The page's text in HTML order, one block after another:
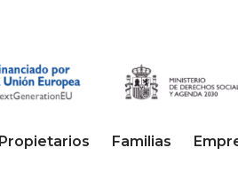
Propietarios Familias